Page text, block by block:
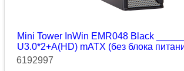
Mini Tower InWin EMR048 Black
U3.0*2+A(HD) mATX (без блока
6192997